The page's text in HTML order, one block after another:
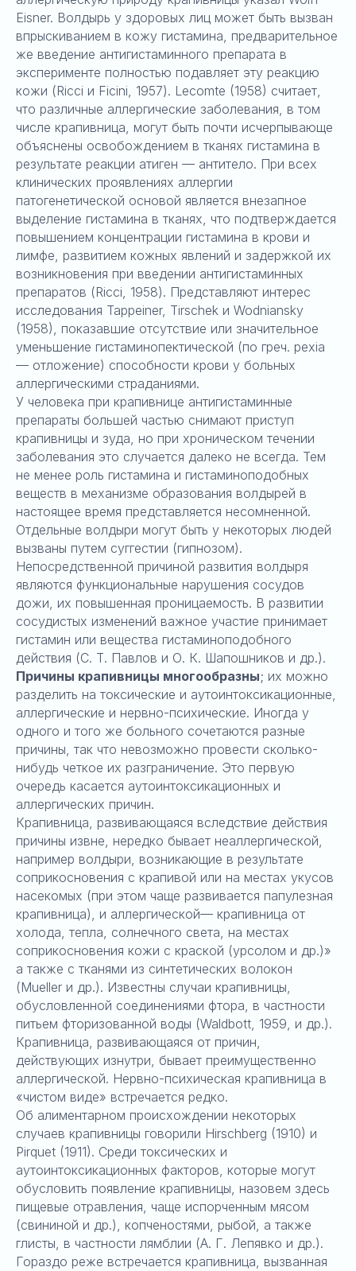
Eisner. Волдырь у здоровых лиц может быть вызван
впрыскиванием в кожу гистамина, предварительное
же введение антигистаминного препарата в
эксперименте полностью подавляет эту реакцию
кожи (Ricci и Ficini, 1957). Lecomte (1958) считает,
что различные аллергические заболевания, в том
числе крапивница, могут быть почти исчерпывающе
объяснены освобождением в тканях гистамина в
результате реакции атиген — антитело. При всех
клинических проявлениях аллергии
патогенетической основой является внезапное
выделение гистамина в тканях, что подтверждается
повышением концентрации гистамина в крови и
лимфе, развитием кожных явлений и задержкой их
возникновения при введении антигистаминных
препаратов (Ricci, 1958). Представляют интерес
исследования Tappeiner, Tirschek и Wodniansky
(1958), показавшие отсутствие или значительное
уменьшение гистаминопектической (по греч. pexia
— отложение) способности крови у больных
аллергическими страданиями.
У человека при крапивнице антигистаминные
препараты большей частью снимают приступ
крапивницы и зуда, но при хроническом течении
заболевания это случается далеко не всегда. Тем
не менее роль гистамина и гистаминоподобных
веществ в механизме образования волдырей в
настоящее время представляется несомненной.
Отдельные волдыри могут быть у некоторых людей
вызваны путем суггестии (гипнозом).
Непосредственной причиной развития волдыря
являются функциональные нарушения сосудов
дожи, их повышенная проницаемость. В развитии
сосудистых изменений важное участие принимает
гистамин или вещества гистаминоподобного
действия (С. Т. Павлов и О. К. Шапошников и др.).
Причины крапивницы многообразны; их можно
разделить на токсические и аутоинтоксикационные,
аллергические и нервно-психические. Иногда у
одного и того же больного сочетаются разные
причины, так что невозможно провести сколько-
нибудь четкое их разграничение. Это первую
очередь касается аутоинтоксикационных и
аллергических причин.
Крапивница, развивающаяся вследствие действия
причины извне, нередко бывает неаллергической,
например волдыри, возникающие в результате
соприкосновения с крапивой или на местах укусов
насекомых (при этом чаще развивается папулезная
крапивница), и аллергической— крапивница от
холода, тепла, солнечного света, на местах
соприкосновения кожи с краской (урсолом и др.)»
а также с тканями из синтетических волокон
(Mueller и др.). Известны случаи крапивницы,
обусловленной соединениями фтора, в частности
питьем фторизованной воды (Waldbott, 1959, и др.).
Крапивница, развивающаяся от причин,
действующих изнутри, бывает преимущественно
аллергической. Нервно-психическая крапивница в
«чистом виде» встречается редко.
Об алиментарном происхождении некоторых
случаев крапивницы говорили Hirschberg (1910) и
Pirquet (1911). Среди токсических и
аутоинтоксикационных факторов, которые могут
обусловить появление крапивницы, назовем здесь
пищевые отравления, чаще испорченным мясом
(свининой и др.), копченостями, рыбой, а также
глисты, в частности лямблии (А. Г. Лепявко и др.).
Гораздо реже встречается крапивница, вызванная